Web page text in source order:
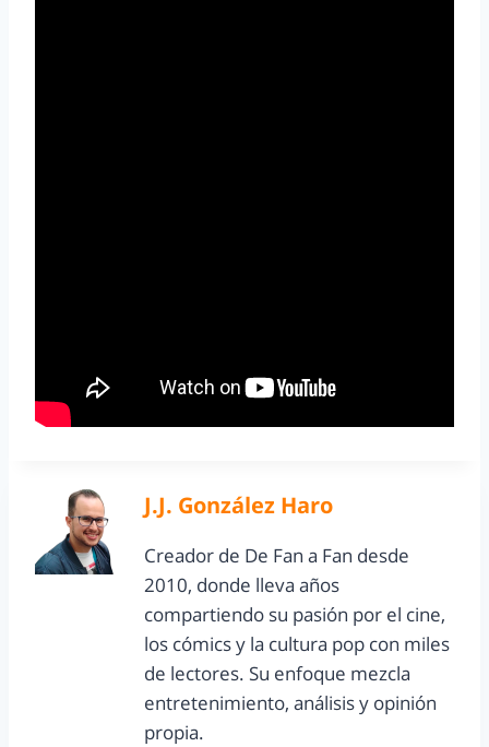
J.J. González Haro
Creador de De Fan a Fan desde
2010, donde lleva años
compartiendo su pasión por el cine,
los cómics y la cultura pop con miles
de lectores. Su enfoque mezcla
entretenimiento, análisis y opinión
propia.